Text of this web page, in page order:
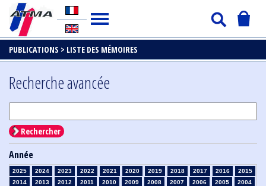
PUBLICATIONS > LISTE DES MÉMOIRES
Recherche avancée
Rechercher
Année
2025 2024 2023 2022 2021 2020 2019 2018 2017 2016
2015
2014
2013 2012 2011 2010 2009 2008 2007 2006 2005
2004